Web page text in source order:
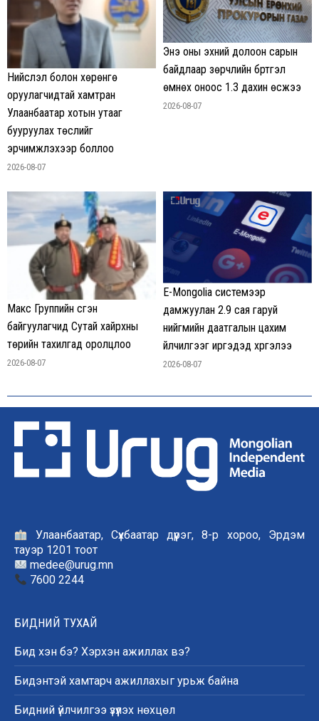
Нийслэл болон хөрөнгө
оруулагчидтай хамтран
Улаанбаатар хотын утааг
бууруулах төслийг
эрчимжүүлэхээр боллоо
2026-08-07
Энэ оны эхний долоон сарын
байдлаар зөрчлийн бүртгэл
өмнөх оноос 1.3 дахин өсжээ
2026-08-07
Макс Группийн үүсгэн
байгуулагчид Сутай хайрхны
төрийн тахилгад оролцлоо
2026-08-07
E-Mongolia системээр
дамжуулан 2.9 сая гаруй
нийгмийн даатгалын цахим
үйлчилгээг иргэдэд хүргэлээ
2026-08-07
Улаанбаатар, Сүхбаатар дүүрэг, 8-р хороо, Эрдэм
тауэр 1201 тоот
medee@urug.mn
7600 2244
БИДНИЙ ТУХАЙ
Бид хэн бэ? Хэрхэн ажиллах вэ?
Бидэнтэй хамтарч ажиллахыг урьж байна
Бидний үйлчилгээ үзүүлэх нөхцөл